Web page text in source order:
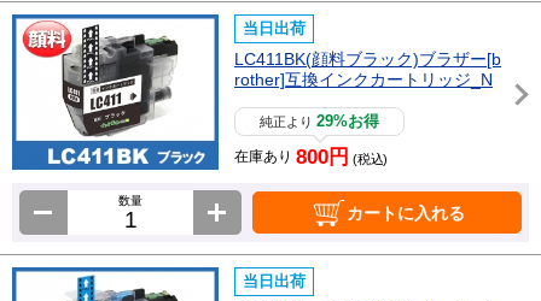
当日出荷
LC411BK(顔料ブラック)ブラザー[b
rother]互換インクカートリッジ_N
純正より29%お得
在庫あり 800円 (税込)
数量
カートに入れる
当日出荷